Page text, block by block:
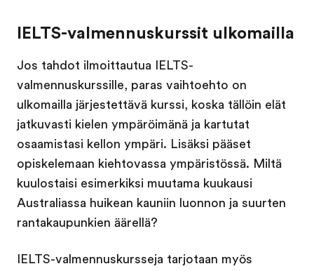
IELTS-valmennuskurssit ulkomailla
Jos tahdot ilmoittautua IELTS-
valmennuskurssille, paras vaihtoehto on
ulkomailla järjestettävä kurssi, koska tällöin elät
jatkuvasti kielen ympäröimänä ja kartutat
osaamistasi kellon ympäri. Lisäksi pääset
opiskelemaan kiehtovassa ympäristössä. Miltä
kuulostaisi esimerkiksi muutama kuukausi
Australiassa huikean kauniin luonnon ja suurten
rantakaupunkien äärellä?
IELTS-valmennuskursseja tarjotaan myös